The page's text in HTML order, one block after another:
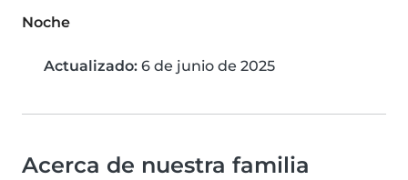
Noche
Actualizado: 6 de junio de 2025
Acerca de nuestra familia